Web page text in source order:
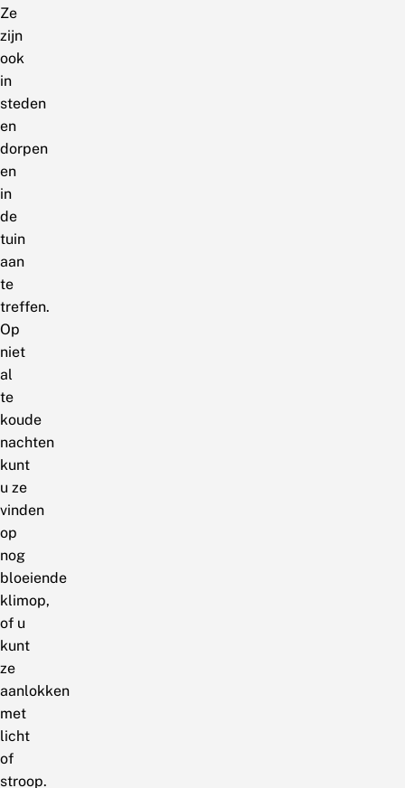
Ze
zijn
ook
in
steden
en
dorpen
en
in
de
tuin
aan
te
treffen.
Op
niet
al
te
koude
nachten
kunt
u ze
vinden
op
nog
bloeiende
klimop,
of u
kunt
ze
aanlokken
met
licht
of
stroop.